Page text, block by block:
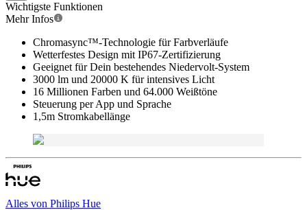
Wichtigste Funktionen
Mehr Infos
Chromasync™-Technologie für Farbverläufe
Wetterfestes Design mit IP67-Zertifizierung
Geeignet für Dein bestehendes Niedervolt-System
3000 lm und 20000 K für intensives Licht
16 Millionen Farben und 64.000 Weißtöne
Steuerung per App und Sprache
1,5m Stromkabellänge
Alles von Philips Hue